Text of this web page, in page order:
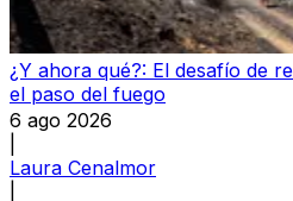
¿Y ahora qué?: El desafío de
el paso del fuego
6 ago 2026
Laura Cenalmor